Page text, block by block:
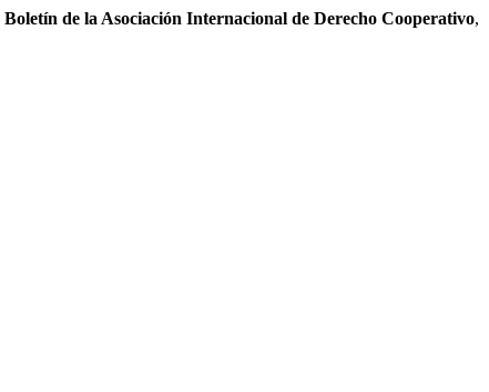
Boletín de la Asociación Internacional de Derecho Cooperativo,